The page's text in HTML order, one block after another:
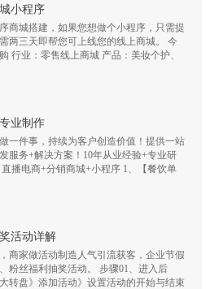
小程序
商城搭建，如果您想做个小程序，只需提
两三天即帮您可上线您的线上商城。 今
行业：零售线上商城 产品：美妆个护、
业制作
一件事，持续为客户创造价值！提供一站
服务+解决方案！10年从业经验+专业研
播电商+分销商城+小程序 1、【餐饮单
活动详解
商家做活动制造人气引流获客，企业节假
粉丝福利抽奖活动。 步骤01、进入后
转盘》添加活动》设置活动的开始与结束